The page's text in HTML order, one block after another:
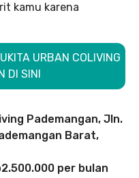
kamu karena
URBAN COLIVING
DI SINI
Pademangan, Jln.
Barat,
per bulan